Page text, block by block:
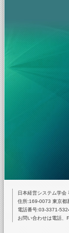
日本経営システム学会
住所:169-0073 東京都
電話番号:03-3371-
お問い合わせは電話、